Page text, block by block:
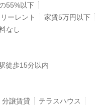
55%以下
ーレント
家賃5万円以下
なし
徒歩15分以内
分譲賃貸
テラスハウス